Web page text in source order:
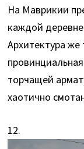
На Маврикии
каждой
Архитектура же
торчащей
хаотично
12.